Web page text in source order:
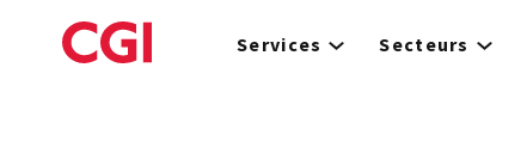
to
Services Secteurs